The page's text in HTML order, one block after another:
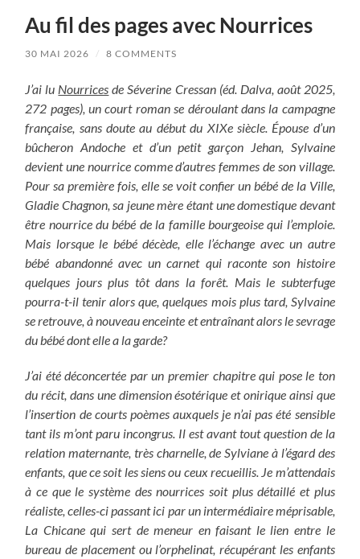
Au fil des pages avec Nourrices
30 MAI 2026 / 8 COMMENTS
J’ai lu Nourrices de Séverine Cressan (éd. Dalva, août 2025,
272 pages), un court roman se déroulant dans la campagne
française, sans doute au début du XIXe siècle. Épouse d’un
bûcheron Andoche et d’un petit garçon Jehan, Sylvaine
devient une nourrice comme d’autres femmes de son village.
Pour sa première fois, elle se voit confier un bébé de la Ville,
Gladie Chagnon, sa jeune mère étant une domestique devant
être nourrice du bébé de la famille bourgeoise qui l’emploie.
Mais lorsque le bébé décède, elle l’échange avec un autre
bébé abandonné avec un carnet qui raconte son histoire
quelques jours plus tôt dans la forêt. Mais le subterfuge
pourra-t-il tenir alors que, quelques mois plus tard, Sylvaine
se retrouve, à nouveau enceinte et entraînant alors le sevrage
du bébé dont elle a la garde?
J’ai été déconcertée par un premier chapitre qui pose le ton
du récit, dans une dimension ésotérique et onirique ainsi que
l’insertion de courts poèmes auxquels je n’ai pas été sensible
tant ils m’ont paru incongrus. Il est avant tout question de la
relation maternante, très charnelle, de Sylviane à l’égard des
enfants, que ce soit les siens ou ceux recueillis. Je m’attendais
à ce que le système des nourrices soit plus détaillé et plus
réaliste, celles-ci passant ici par un intermédiaire méprisable,
La Chicane qui sert de meneur en faisant le lien entre le
bureau de placement ou l’orphelinat, récupérant les enfants